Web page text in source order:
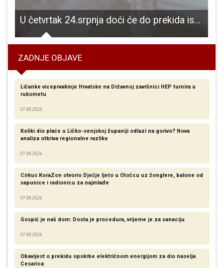
U četvrtak 24.srpnja doći će do prekida isporuke pitke vode za dio grada Gospića
ZADNJE OBJAVE
Ličanke viceprvakinje Hrvatske na Državnoj završnici HEP turnira u
rukometu
07.08.2026
Koliki dio plaće u Ličko-senjskoj županiji odlazi na gorivo? Nova
analiza otkriva regionalne razlike​
07.08.2026
Cirkus KoraZon otvorio Dječje ljeto u Otočcu uz žonglere, balone od
sapunice i radionicu za najmlađe
07.08.2026
Gospić je naš dom: Dosta je procedura, vrijeme je za sanaciju
07.08.2026
Obavijest o prekidu opskrbe električnom energijom za dio naselja
Cesarica